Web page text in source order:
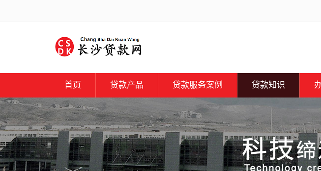
首页 贷款产品 贷款服务案例 贷款知识